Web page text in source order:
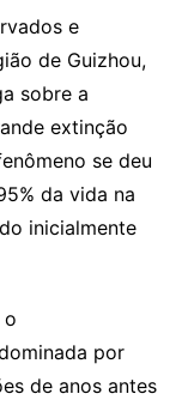
e
de Guizhou,
sobre a
extinção
se deu
da vida na
inicialmente
o
por
de anos antes